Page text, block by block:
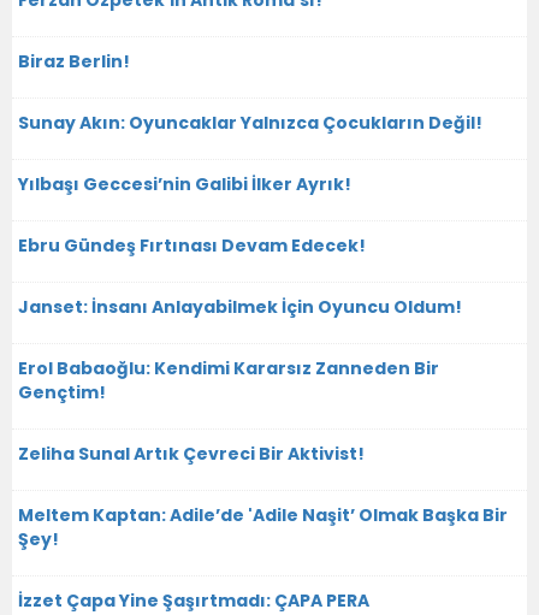
Biraz Berlin!
Sunay Akın: Oyuncaklar Yalnızca Çocukların Değil!
Yılbaşı Geccesi’nin Galibi İlker Ayrık!
Ebru Gündeş Fırtınası Devam Edecek!
Janset: İnsanı Anlayabilmek İçin Oyuncu Oldum!
Erol Babaoğlu: Kendimi Kararsız Zanneden Bir
Gençtim!
Zeliha Sunal Artık Çevreci Bir Aktivist!
Meltem Kaptan: Adile’de 'Adile Naşit’ Olmak Başka Bir
Şey!
İzzet Çapa Yine Şaşırtmadı: ÇAPA PERA